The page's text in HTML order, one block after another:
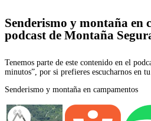
Senderismo y montaña en
podcast de Montaña
Tenemos parte de este contenido en el
minutos”, por si prefieres escucharnos en
Senderismo y montaña en campamentos